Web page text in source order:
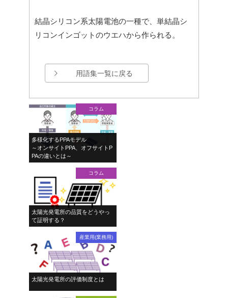
結晶シリコン系太陽電池の一種で、単結晶シ
リコンインゴットのウエハから作られる。
用語集一覧に戻る
コラム
多様化するPPAモデル
～オンサイトPPA、オフサイトP
PAの違いとは～
コラム
太陽光発電所の品質をどうやっ
て証明する？
産業用(業務用)
太陽光発電所の評価制度とは